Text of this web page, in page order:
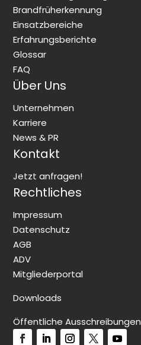
Brandfrüherkennung
Einsatzbereiche
Erfahrungsberichte
Glossar
FAQ
Über Uns
Unternehmen
Karriere
News & PR
Kontakt
Jetzt anfragen!
Rechtliches
Impressum
Datenschutz
AGB
ADV
Mitgliederportal
Downloads
Öffentliche Ausschreibungen